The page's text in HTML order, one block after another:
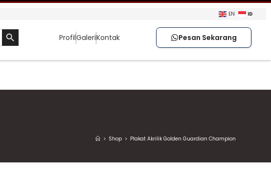
EN ID
SEARCH BUTTON
ProfilGaleriKontak Pesan Sekarang
> Shop > Plakat Akrilik Golden Guardian Champion